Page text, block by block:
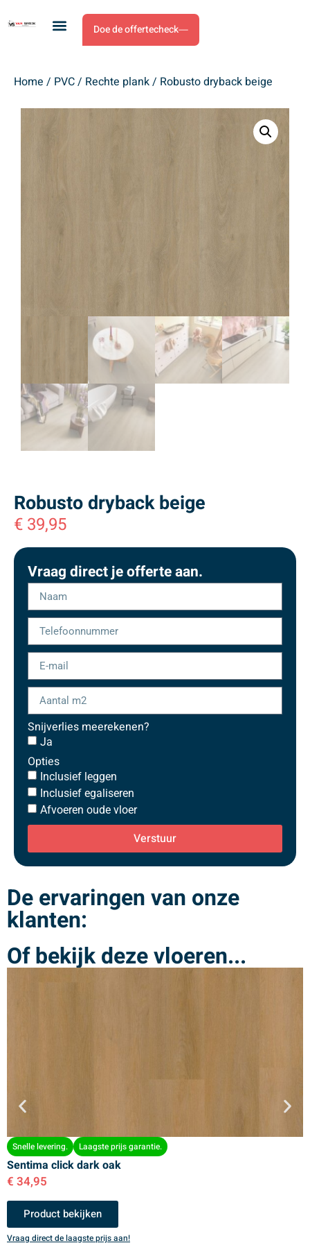
Doe de offertecheck
Home / PVC/ Rechte plank/ Robusto dryback beige
Robusto dryback beige
€ 39,95
Vraag direct je offerte aan.
Snijverlies meerekenen?
Ja
Opties
Inclusief leggen
Inclusief egaliseren
Afvoeren oude vloer
Verstuur
De ervaringen van onze
klanten:
Of bekijk deze vloeren...
Snelle levering. Laagste prijs garantie.
Sentima click dark oak
€ 34,95
Product bekijken
Vraag direct de laagste prijs aan!